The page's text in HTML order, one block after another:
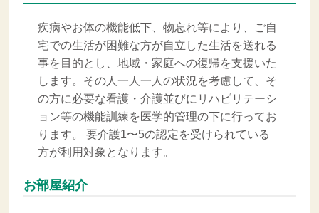
疾病やお体の機能低下、物忘れ等により、ご自
宅での生活が困難な方が自立した生活を送れる
事を目的とし、地域・家庭への復帰を支援いた
します。その人一人一人の状況を考慮して、そ
の方に必要な看護・介護並びにリハビリテーシ
ョン等の機能訓練を医学的管理の下に行ってお
ります。 要介護1〜5の認定を受けられている
方が利用対象となります。
お部屋紹介